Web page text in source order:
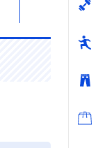
低遅延無線、光
デジタル音声入